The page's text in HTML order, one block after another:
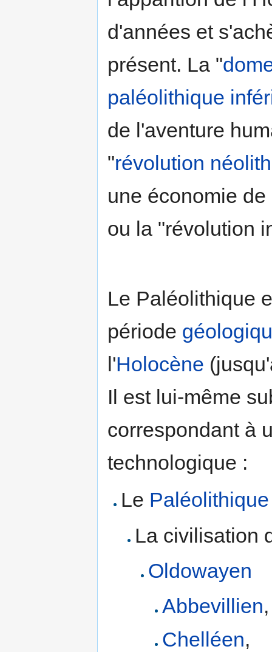
d'années et
présent. La "
paléolithique
de l'aventure
"révolution
une économie
ou la "révolution
Le Paléolithique
période
l'Holocène
Il est lui-même
correspondant à
technologique :
Le
La civilisation
Oldowayen
Abbevillien,
Chelléen,